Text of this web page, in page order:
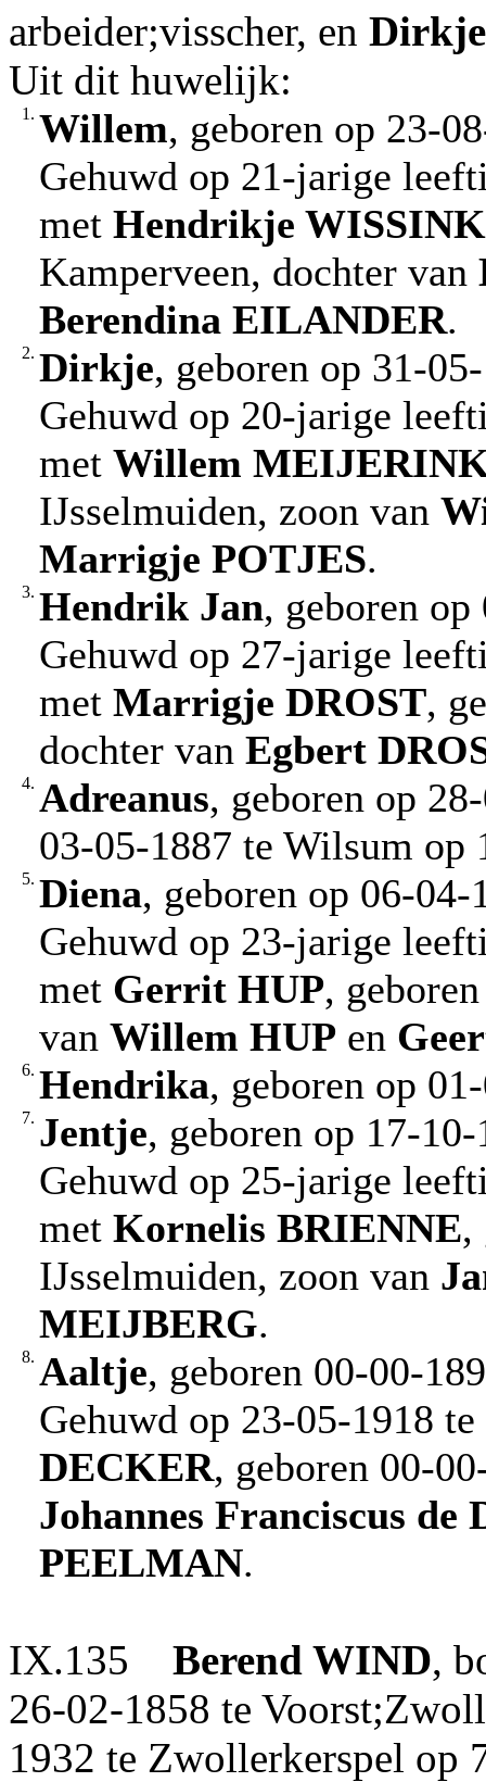
arbeider;visscher, en Dirkje
Uit dit huwelijk:
1. Willem, geboren op 23-
Gehuwd op 21-jarige
met Hendrikje WISSINK
Kamperveen, dochter van
Berendina EILANDER.
2. Dirkje, geboren op 31-
Gehuwd op 20-jarige
met Willem
IJsselmuiden, zoon van
Marrigje POTJES.
3. Hendrik Jan, geboren
Gehuwd op 27-jarige
met Marrigje DROST,
dochter van Egbert
4. Adreanus, geboren op
03-05-1887 te Wilsum
5. Diena, geboren op 06-
Gehuwd op 23-jarige
met Gerrit HUP,
van Willem HUP en
6. Hendrika, geboren op
7. Jentje, geboren op 17-
Gehuwd op 25-jarige
met Kornelis BRIENNE,
IJsselmuiden, zoon van
MEIJBERG.
8. Aaltje, geboren 00-00-
Gehuwd op 23-05-1918
DECKER, geboren 00-
Johannes Franciscus de
PEELMAN.
IX.135 Berend WIND,
26-02-1858 te
1932 te Zwollerkerspel op